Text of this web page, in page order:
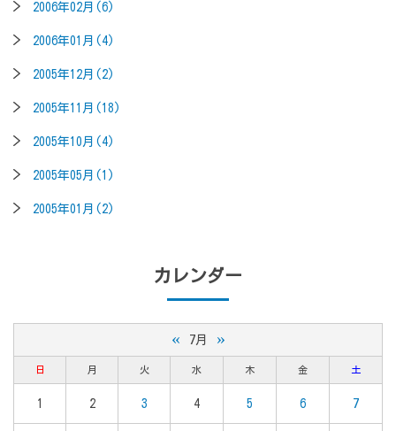
2006年02月(6)
2006年01月(4)
2005年12月(2)
2005年11月(18)
2005年10月(4)
2005年05月(1)
2005年01月(2)
カレンダー
« 7月 »
日 月 火 水 木 金 土
1 2 3 4 5 6 7